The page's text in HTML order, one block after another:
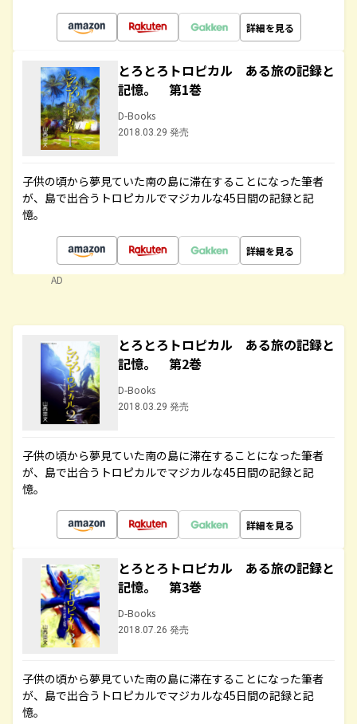
詳細を見る
とろとろトロピカル ある旅の記録と
記憶。 第1巻
D-Books
2018.03.29 発売
子供の頃から夢見ていた南の島に滞在することになった筆者
が、島で出合うトロピカルでマジカルな45日間の記録と記
憶。
詳細を見る
AD
とろとろトロピカル ある旅の記録と
記憶。 第2巻
D-Books
2018.03.29 発売
子供の頃から夢見ていた南の島に滞在することになった筆者
が、島で出合うトロピカルでマジカルな45日間の記録と記
憶。
詳細を見る
とろとろトロピカル ある旅の記録と
記憶。 第3巻
D-Books
2018.07.26 発売
子供の頃から夢見ていた南の島に滞在することになった筆者
が、島で出合うトロピカルでマジカルな45日間の記録と記
憶。